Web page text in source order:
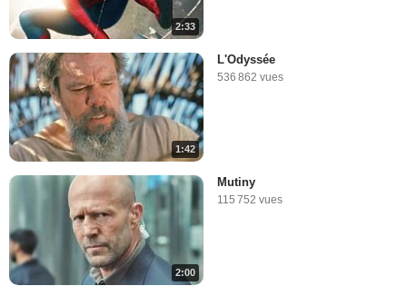
2:33
1:42
L'Odyssée
536 862 vues
2:00
Mutiny
115 752 vues